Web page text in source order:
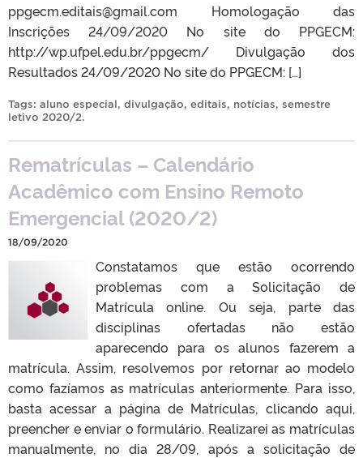
ppgecm.editais@gmail.com Homologação das
Inscrições 24/09/2020 No site do PPGECM:
http://wp.ufpel.edu.br/ppgecm/ Divulgação dos
Resultados 24/09/2020 No site do PPGECM: […]
Tags: aluno especial, divulgação, editais, notícias, semestre
letivo 2020/2.
Rematrículas – Calendário
Acadêmico com Ensino Remoto
Emergencial (2020/2)
18/09/2020
Constatamos que estão ocorrendo
problemas com a Solicitação de
Matrícula online. Ou seja, parte das
disciplinas ofertadas não estão
aparecendo para os alunos fazerem a
matrícula. Assim, resolvemos por retornar ao modelo
como fazíamos as matrículas anteriormente. Para isso,
basta acessar a página de Matrículas, clicando aqui,
preencher e enviar o formulário. Realizarei as matrículas
manualmente, no dia 28/09, após a solicitação de